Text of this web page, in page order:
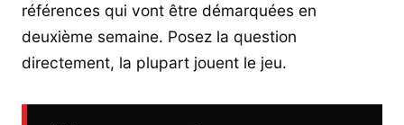
références qui vont être démarquées en
deuxième semaine. Posez la question
directement, la plupart jouent le jeu.